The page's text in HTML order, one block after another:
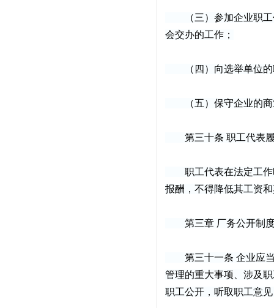
（三）参加企业职工
会交办的工作；
（四）向选举单位的
（五）保守企业的商
第三十条 职工代表履
职工代表在法定工作
报酬，不得降低其工资
第三章 厂务公开制
第三十一条 企业应当
管理的重大事项、涉及
职工公开，听取职工意